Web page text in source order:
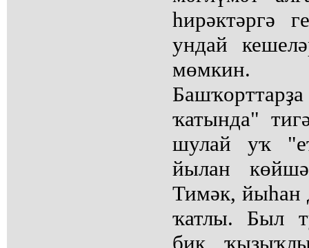
һирәктәргә
ундай
мөмкин.
ҡатында"
шулай уҡ
йылан
Тимәк, йыһан
ҡатлы. Был
бик